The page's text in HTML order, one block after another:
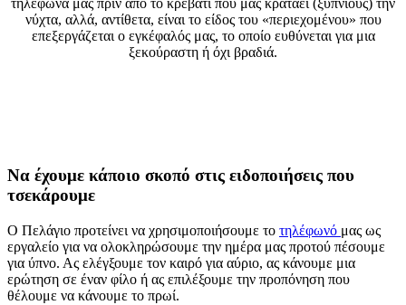
νύχτα, αλλά, αντίθετα, είναι το είδος του «περιεχομένου» που
επεξεργάζεται ο εγκέφαλός μας, το οποίο ευθύνεται για μια
ξεκούραστη ή όχι βραδιά.
Να έχουμε κάποιο σκοπό στις ειδοποιήσεις που
τσεκάρουμε
Ο Πελάγιο προτείνει να χρησιμοποιήσουμε το τηλέφωνό μας ως
εργαλείο για να ολοκληρώσουμε την ημέρα μας προτού πέσουμε
για ύπνο. Ας ελέγξουμε τον καιρό για αύριο, ας κάνουμε μια
ερώτηση σε έναν φίλο ή ας επιλέξουμε την προπόνηση που
θέλουμε να κάνουμε το πρωί.